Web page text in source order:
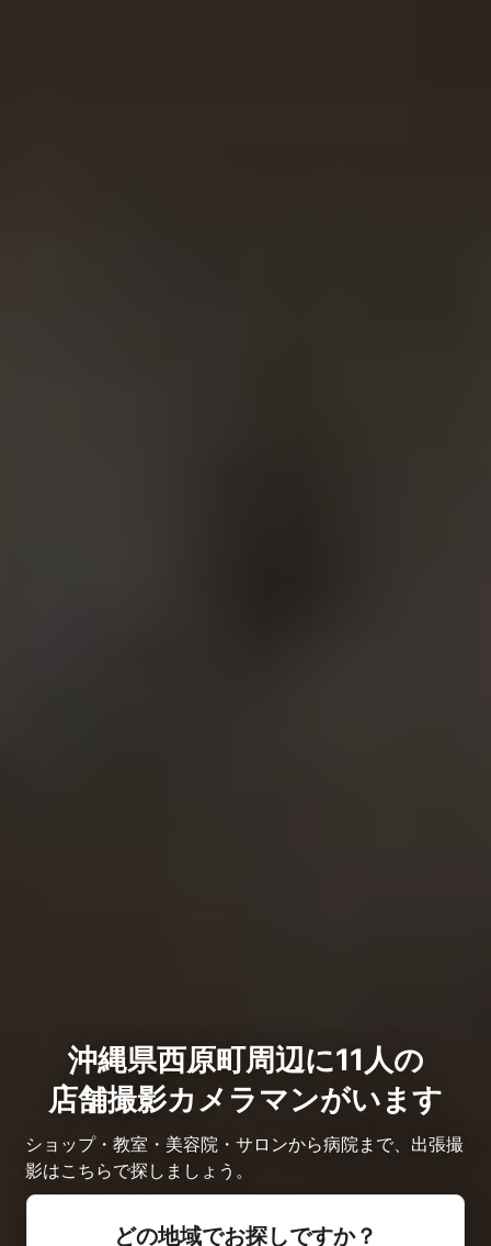
沖縄県西原町周辺に11人の
店舗撮影カメラマンがいます
ショップ・教室・美容院・サロンから病院まで、出張撮
影はこちらで探しましょう。
どの地域でお探しですか？